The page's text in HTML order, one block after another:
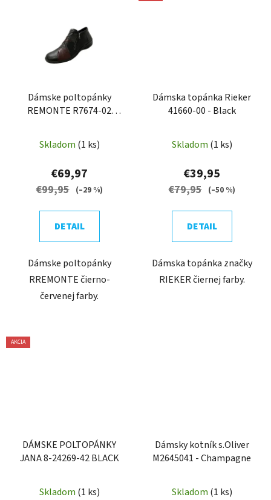
Dámske poltopánky
REMONTE R7674-02
Skladom (1 ks)
€69,97
€99,95 (–29 %)
DETAIL
Dámske poltopánky
RREMONTE čierno-
červenej farby.
Dámska topánka Rieker
41660-00 - Black
Skladom (1 ks)
€39,95
€79,95 (–50 %)
DETAIL
Dámska topánka značky
RIEKER čiernej farby.
AKCIA
DÁMSKE POLTOPÁNKY
JANA 8-24269-42 BLACK
Skladom (1 ks)
Dámsky kotník s.Oliver
M2645041 - Champagne
Skladom (1 ks)